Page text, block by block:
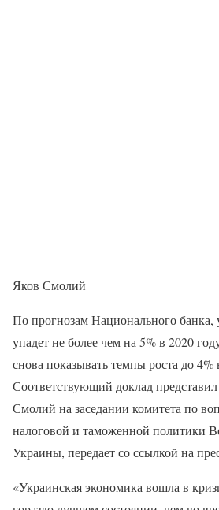
Яков Смолий
По прогнозам Национального банка,
упадет не более чем на 5% в 2020
снова показывать темпы роста до
Соответствующий доклад
Смолий на заседании комитета по
налоговой и таможенной политики
Украины, передает со ссылкой на
«Украинская экономика вошла в